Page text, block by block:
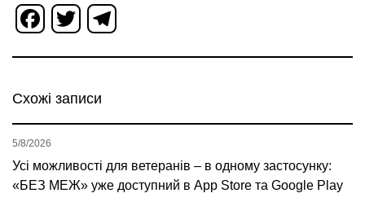
Facebook
Twitter
Схожі записи
Усі можливості для ветеранів – в одному застосунку:
«БЕЗ МЕЖ» уже доступний в App Store та Google Play
5/8/2026